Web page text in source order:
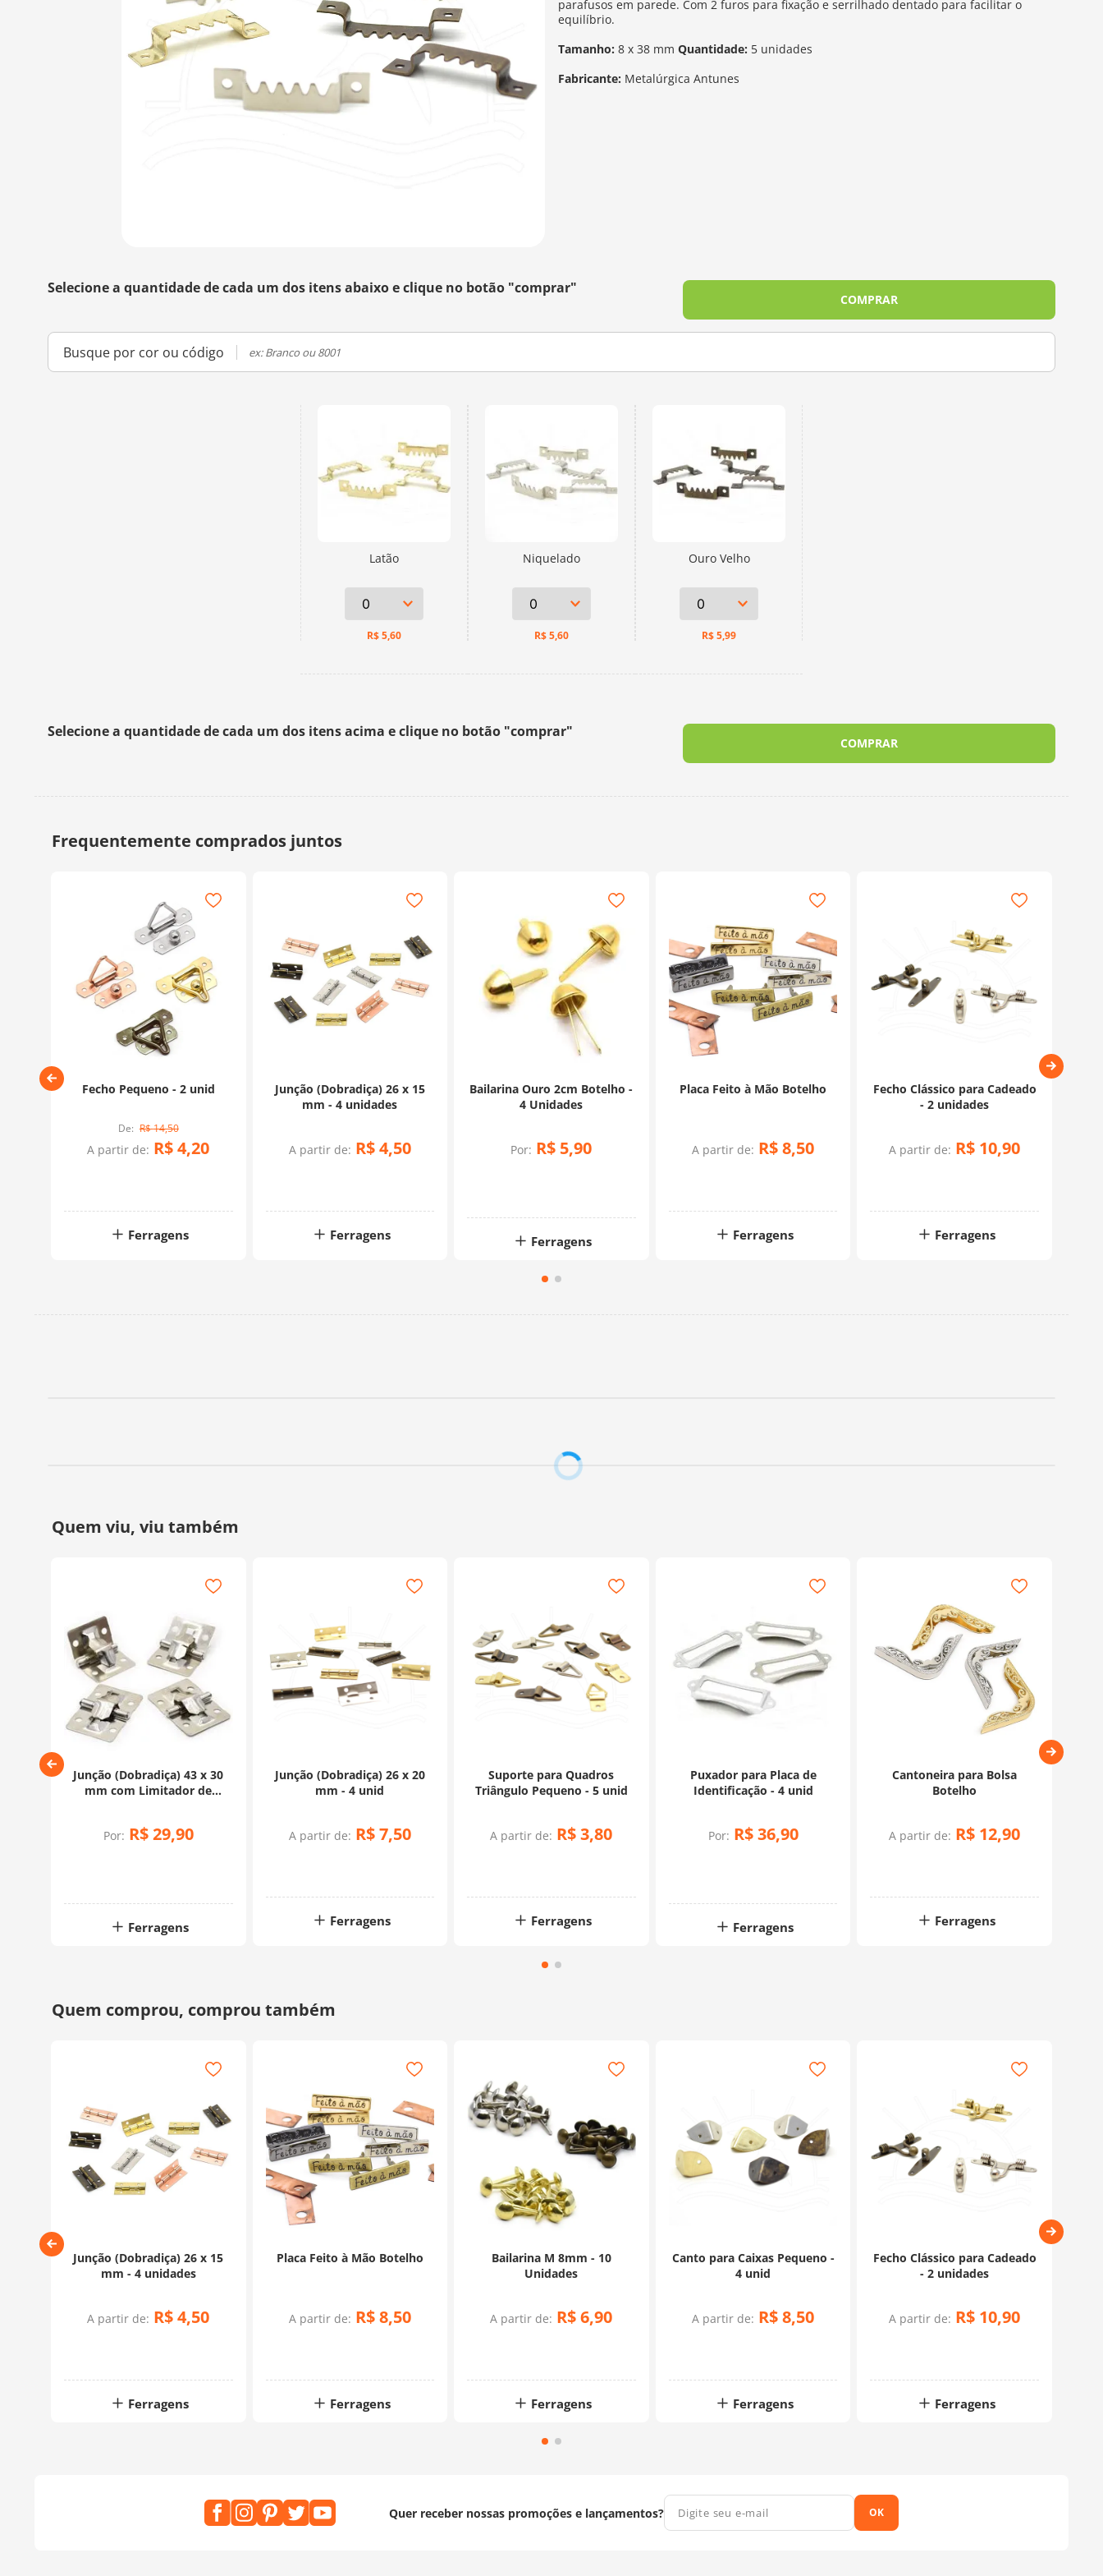
parafusos em parede. Com 2 furos para fixação e serrilhado dentado para facilitar o
equilíbrio.
Tamanho: 8 x 38 mm Quantidade: 5 unidades
Fabricante: Metalúrgica Antunes
Selecione a quantidade de cada um dos itens abaixo e clique no botão "comprar"
COMPRAR
Busque por cor ou código
Latão
R$5,60
Niquelado
R$5,60
Ouro Velho
R$5,99
Selecione a quantidade de cada um dos itens acima e clique no botão "comprar"
COMPRAR
Fecho Pequeno - 2 unid
R$14,50
A partir de: R$4,20
Ferragens
Junção (Dobradiça) 26 x 15
mm - 4 unidades
A partir de: R$4,50
Ferragens
Bailarina Ouro 2cm Botelho -
4 Unidades
Por: R$ 5,90
Ferragens
Placa Feito à Mão Botelho
A partir de: R$8,50
Ferragens
Fecho Clássico para Cadeado
- 2 unidades
A partir de: R$ 10,90
Ferragens
Junção (Dobradiça) 43 x 30
mm com Limitador de
Por: R$29,90
Ferragens
Junção (Dobradiça) 26 x 20
mm - 4 unid
A partir de: R$7,50
Ferragens
Suporte para Quadros
Triângulo Pequeno - 5 unid
A partir de: R$ 3,80
Ferragens
Puxador para Placa de
Identificação - 4 unid
Por: R$ 36,90
Ferragens
Cantoneira para Bolsa
Botelho
A partir de: R$ 12,90
Ferragens
Junção (Dobradiça) 26 x 15
mm - 4 unidades
A partir de: R$4,50
Ferragens
Placa Feito à Mão Botelho
A partir de: R$8,50
Ferragens
Bailarina M 8mm - 10
Unidades
A partir de: R$ 6,90
Ferragens
Canto para Caixas Pequeno -
4 unid
A partir de: R$8,50
Ferragens
Fecho Clássico para Cadeado
- 2 unidades
A partir de: R$ 10,90
Ferragens
Quer receber nossas promoções e lançamentos? OK